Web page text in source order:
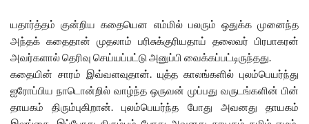
யதார்த்தம் குன்றிய கதையென எம்மில் பலரும் ஒதுக்க முனைந்த
அந்தக் கதைதான் முதலாம் பரிசுக்குரியதாய் தலைவர் பிரபாகரன்
அவர்களால் தெரிவு செய்யப்பட்டு அனுப்பி வைக்கப்பட்டிருந்தது.
கதையின் சாரம் இவ்வளவுதான். யுத்த காலங்களில் புலம்பெயர்ந்து
ஐரோப்பிய நாடொன்றில் வாழ்ந்த ஒருவன் முப்பது வருடங்களின் பின்
தாயகம் திரும்புகிறான். புலம்பெயர்ந்த போது அவனது தாயகம்